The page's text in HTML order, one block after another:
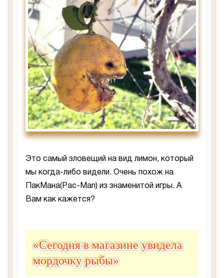
Это самый зловещий на вид лимон, который
мы когда-либо видели. Очень похож на
ПакМана(Pac-Man) из знаменитой игры. А
Вам как кажется?
«Сегодня в магазине увидела
мордочку рыбы»